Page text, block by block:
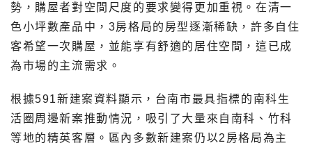
勢，購屋者對空間尺度的要求變得更加重視。在清一
色小坪數產品中，3房格局的房型逐漸稀缺，許多自住
客希望一次購屋，並能享有舒適的居住空間，這已成
為市場的主流需求。
根據591新建案資料顯示，台南市最具指標的南科生
活圈周邊新案推動情況，吸引了大量來自南科、竹科
等地的精英客層。區內多數新建案仍以2房格局為主